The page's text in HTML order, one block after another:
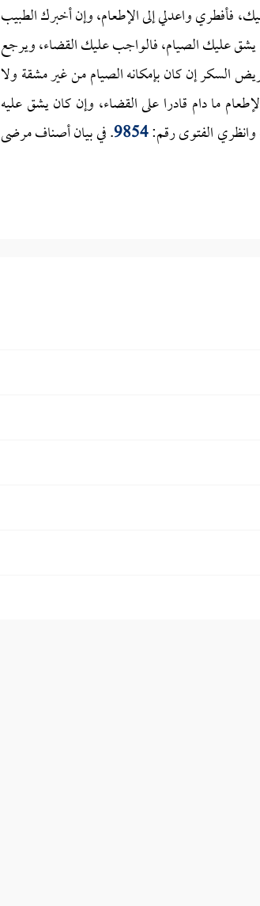
فأفطري واعدلي إلى الإطعام، وإن أخبرك الطبيب
عليك الصيام، فالواجب عليك القضاء، ويرجع
السكر إن كان بإمكانه الصيام من غير مشقة ولا
ما دام قادرا على القضاء، وإن كان يشق عليه
وانظري الفتوى رقم:9854. في بيان أصناف مرضى